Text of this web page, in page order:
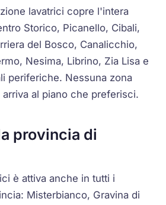
lavatrici copre l'intera
Storico, Picanello, Cibali,
del Bosco, Canalicchio,
Nesima, Librino, Zia Lisa e
periferiche. Nessuna zona
al piano che preferisci.
provincia di
è attiva anche in tutti i
Misterbianco, Gravina di